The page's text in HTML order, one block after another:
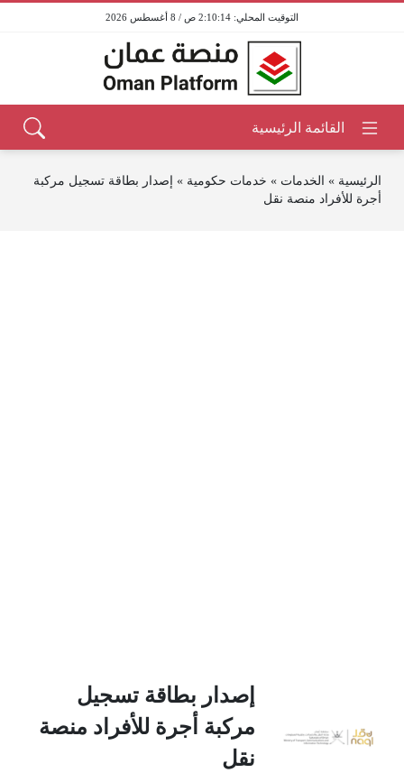
2:10:14 ص / 8 أغسطس 2026
الرئيسية » الخدمات » خدمات حكومية » إصدار بطاقة تسجيل مركبة
أجرة للأفراد منصة نقل
إصدار بطاقة تسجيل
مركبة أجرة للأفراد منصة
نقل